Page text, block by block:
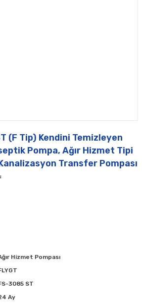
(F Tip) Kendini Temizleyen
Pompa, Ağır Hizmet Tipi
Transfer Pompası
Hizmet Pompası
3085 ST
Ay